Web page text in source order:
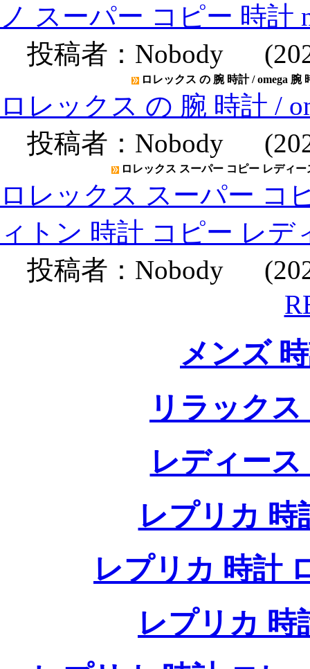
ノ スーパー コピー 時計
投稿者： Nobody
ロレックス の 腕 時計 / omega 腕
ロレックス の 腕 時計 /
投稿者： Nobody
ロレックス スーパー コピー レディ
ロレックス スーパー コ
ィトン 時計 コピー レデ
投稿者： Nobody
メンズ
リラック
レディー
レプリカ 時
レプリカ 時計
レプリカ 時